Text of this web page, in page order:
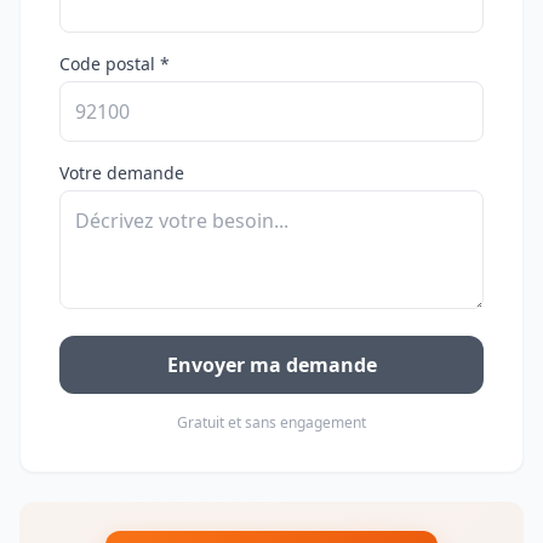
Code postal *
Votre demande
Envoyer ma demande
Gratuit et sans engagement